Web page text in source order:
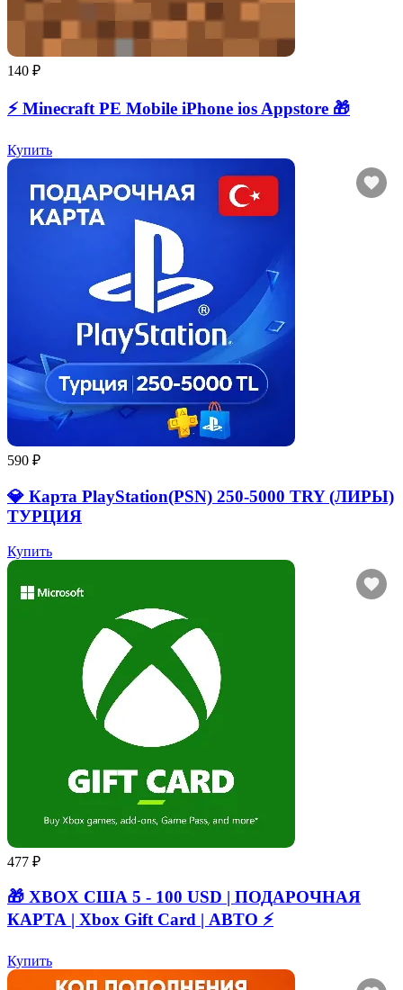
140 ₽
⚡️ Minecraft PE Mobile iPhone ios Appstore 🎁
Купить
590 ₽
💎 Карта PlayStation(PSN) 250-5000 TRY (ЛИРЫ)
ТУРЦИЯ
Купить
477 ₽
🎁 XBOX США 5 - 100 USD | ПОДАРОЧНАЯ
КАРТА | Xbox Gift Card | АВТО ⚡
Купить